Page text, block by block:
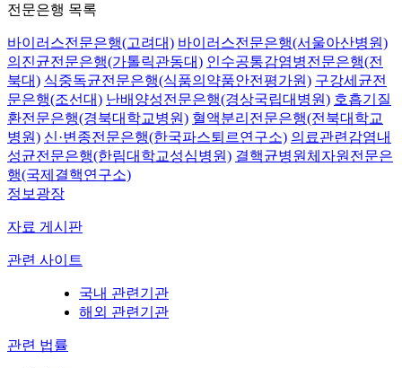
전문은행 목록
바이러스전문은행(고려대) 바이러스전문은행(서울아산병원)
의진균전문은행(가톨릭관동대) 인수공통감염병전문은행(전
북대) 식중독균전문은행(식품의약품안전평가원) 구강세균전
문은행(조선대) 난배양성전문은행(경상국립대병원) 호흡기질
환전문은행(경북대학교병원) 혈액분리전문은행(전북대학교
병원) 신·변종전문은행(한국파스퇴르연구소) 의료관련감염내
성균전문은행(한림대학교성심병원) 결핵균병원체자원전문은
행(국제결핵연구소)
정보광장
자료 게시판
관련 사이트
국내 관련기관
해외 관련기관
관련 법률